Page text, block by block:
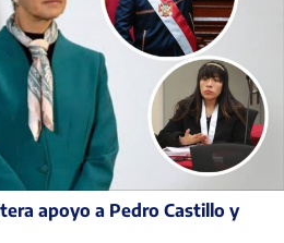
apoyo a Pedro Castillo y